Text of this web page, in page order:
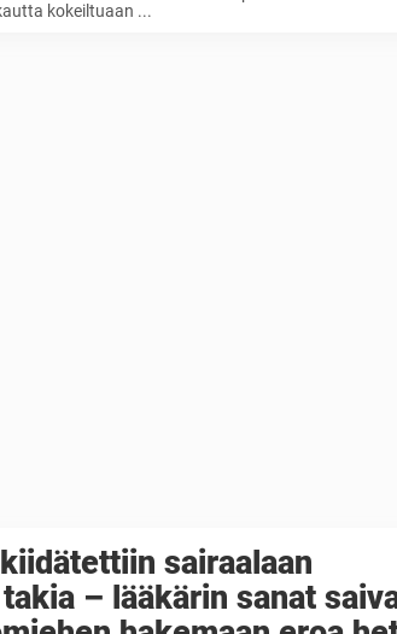
kokeiltuaan ...
sairaalaan
– lääkärin sanat